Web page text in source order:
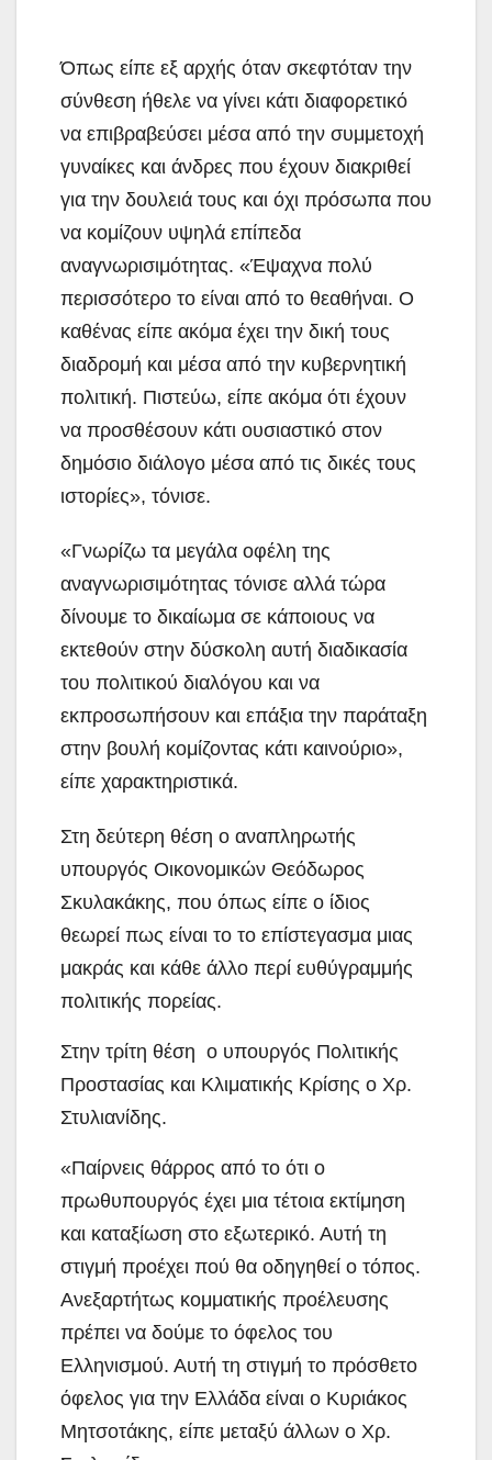
Όπως είπε εξ αρχής όταν σκεφτόταν την
σύνθεση ήθελε να γίνει κάτι διαφορετικό
να επιβραβεύσει μέσα από την συμμετοχή
γυναίκες και άνδρες που έχουν διακριθεί
για την δουλειά τους και όχι πρόσωπα που
να κομίζουν υψηλά επίπεδα
αναγνωρισιμότητας. «Έψαχνα πολύ
περισσότερο το είναι από το θεαθήναι. Ο
καθένας είπε ακόμα έχει την δική τους
διαδρομή και μέσα από την κυβερνητική
πολιτική. Πιστεύω, είπε ακόμα ότι έχουν
να προσθέσουν κάτι ουσιαστικό στον
δημόσιο διάλογο μέσα από τις δικές τους
ιστορίες», τόνισε.
«Γνωρίζω τα μεγάλα οφέλη της
αναγνωρισιμότητας τόνισε αλλά τώρα
δίνουμε το δικαίωμα σε κάποιους να
εκτεθούν στην δύσκολη αυτή διαδικασία
του πολιτικού διαλόγου και να
εκπροσωπήσουν και επάξια την παράταξη
στην βουλή κομίζοντας κάτι καινούριο»,
είπε χαρακτηριστικά.
Στη δεύτερη θέση ο αναπληρωτής
υπουργός Οικονομικών Θεόδωρος
Σκυλακάκης, που όπως είπε ο ίδιος
θεωρεί πως είναι το το επίστεγασμα μιας
μακράς και κάθε άλλο περί ευθύγραμμής
πολιτικής πορείας.
Στην τρίτη θέση ο υπουργός Πολιτικής
Προστασίας και Κλιματικής Κρίσης ο Χρ.
Στυλιανίδης.
«Παίρνεις θάρρος από το ότι ο
πρωθυπουργός έχει μια τέτοια εκτίμηση
και καταξίωση στο εξωτερικό. Αυτή τη
στιγμή προέχει πού θα οδηγηθεί ο τόπος.
Ανεξαρτήτως κομματικής προέλευσης
πρέπει να δούμε το όφελος του
Ελληνισμού. Αυτή τη στιγμή το πρόσθετο
όφελος για την Ελλάδα είναι ο Κυριάκος
Μητσοτάκης, είπε μεταξύ άλλων ο Χρ.